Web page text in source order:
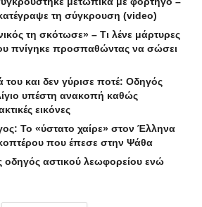
τη σύγκρουση (video)
τη σκότωσε» – Τι λένε μάρτυρες
πνίγηκε προσπαθώντας να σώσει
του και δεν γύρισε ποτέ: Οδηγός
υπέστη ανακοπή καθώς
εικόνες
Το «ύστατο χαίρε» στον Έλληνα
που έπεσε στην Ψάθα
αστικού λεωφορείου ενώ